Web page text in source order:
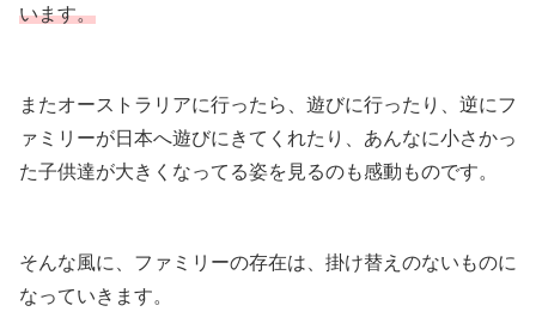
います。
またオーストラリアに行ったら、遊びに行ったり、逆にフ
ァミリーが日本へ遊びにきてくれたり、あんなに小さかっ
た子供達が大きくなってる姿を見るのも感動ものです。
そんな風に、ファミリーの存在は、掛け替えのないものに
なっていきます。